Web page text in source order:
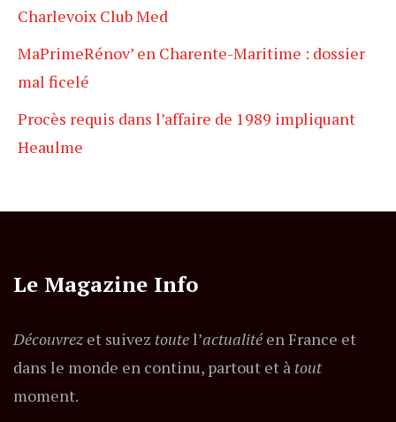
Charlevoix Club Med
MaPrimeRénov’ en Charente-Maritime : dossier
mal ficelé
Procès requis dans l’affaire de 1989 impliquant
Heaulme
Le Magazine Info
Découvrez et suivez toutel’actualitéen France et
dans le monde en continu, partout et à tout
moment.